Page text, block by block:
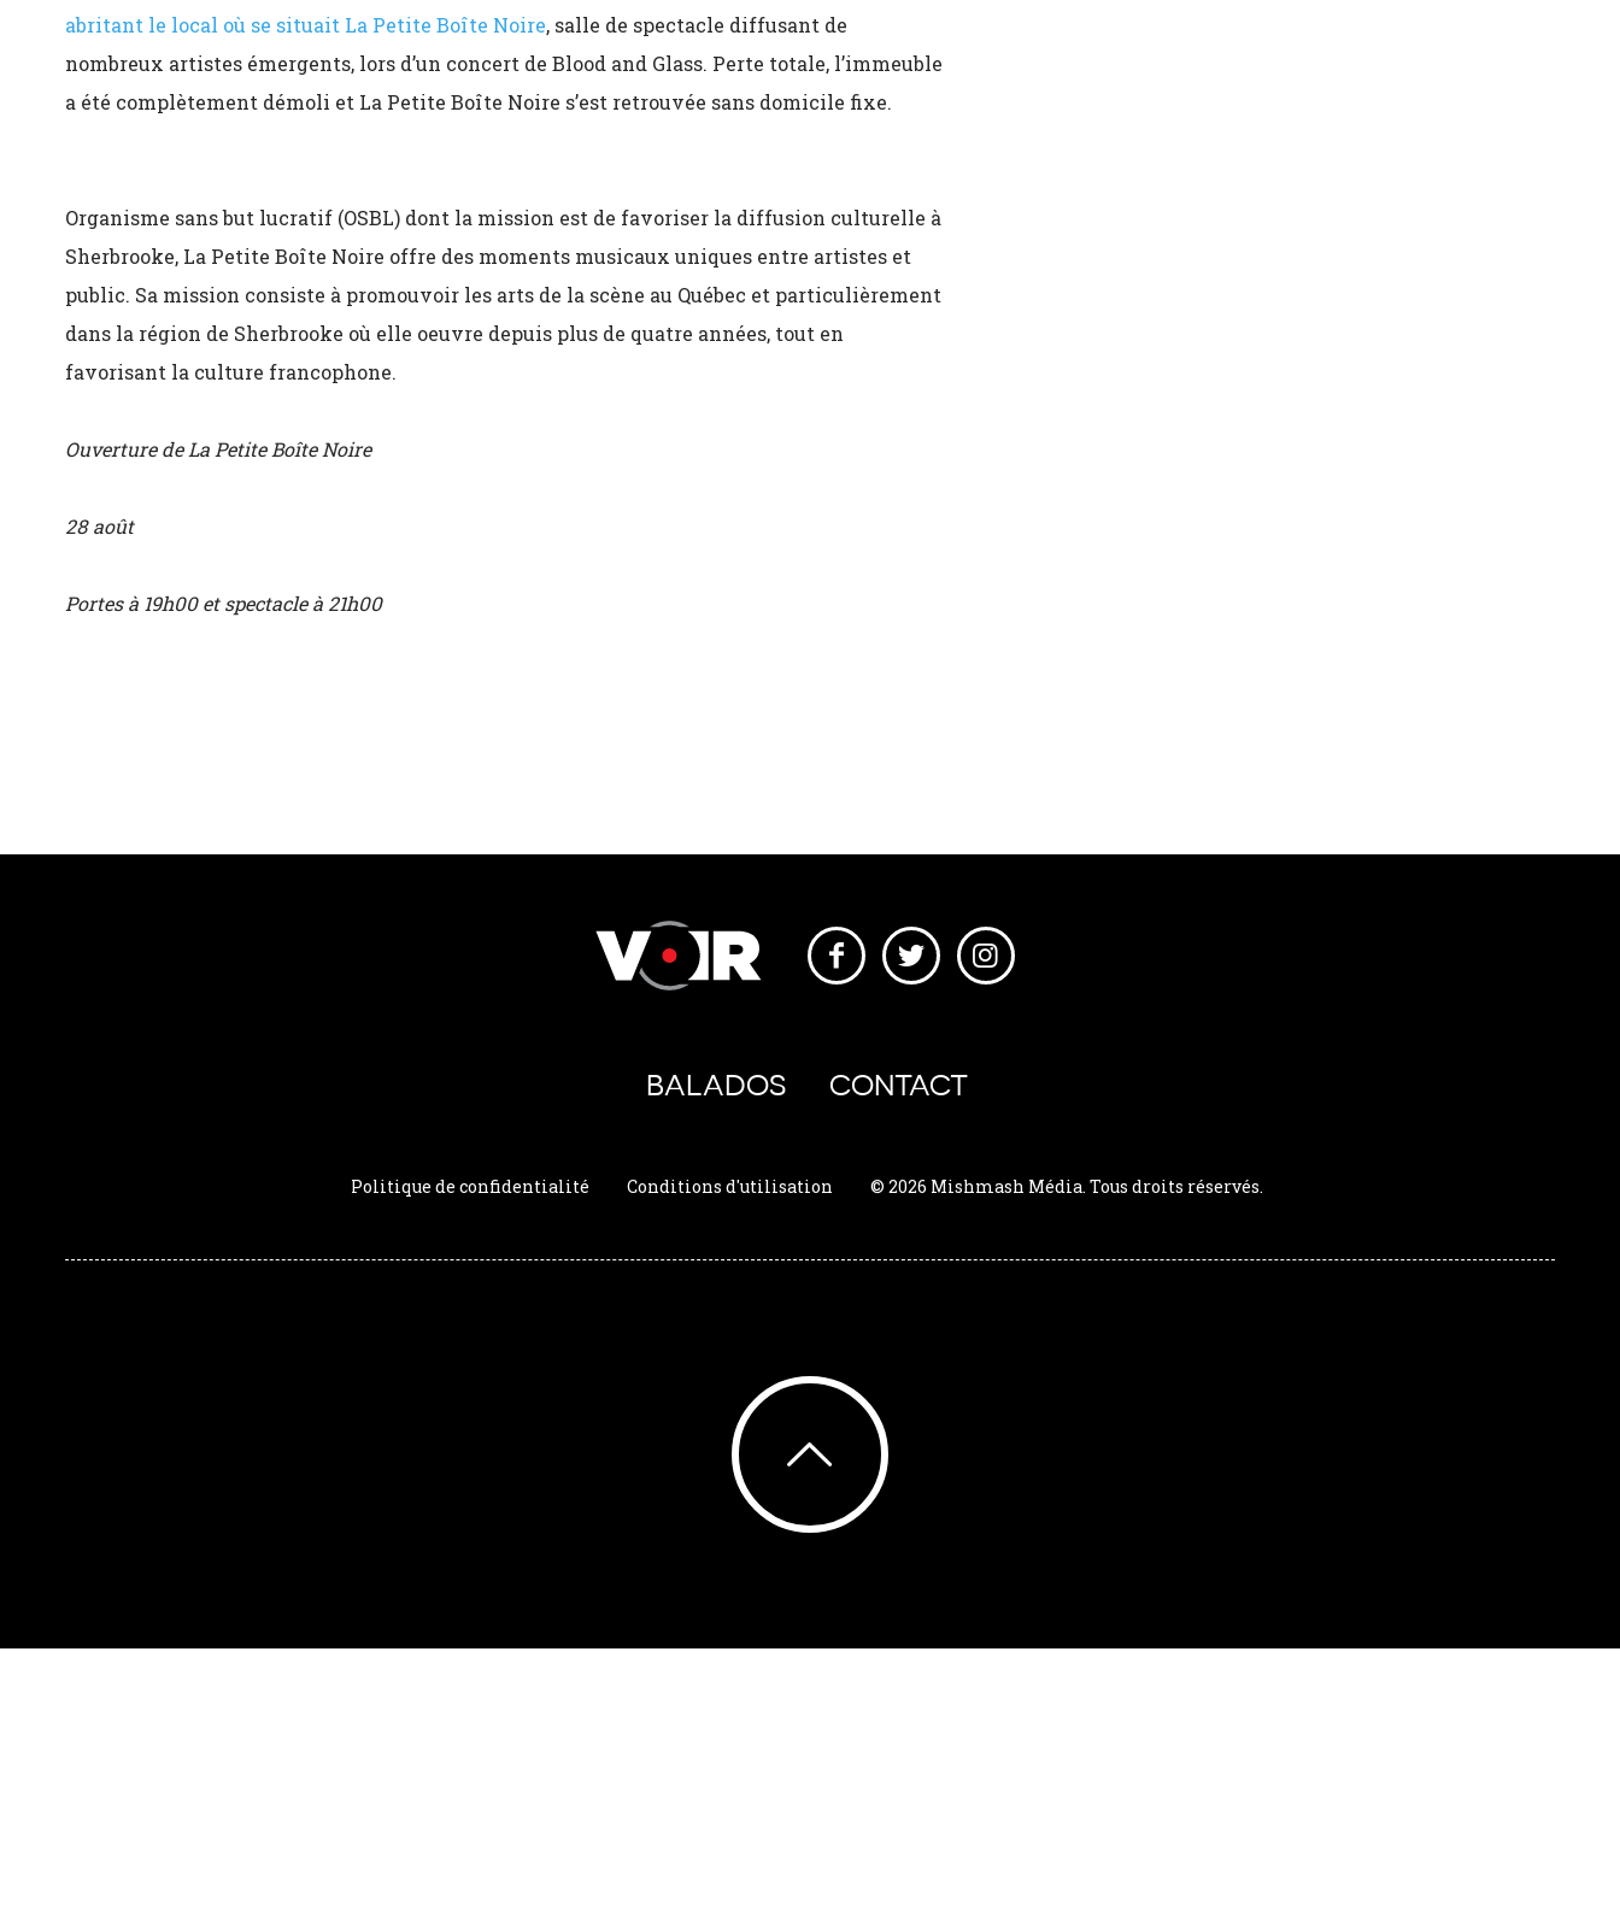
abritant le local où se situait La Petite Boîte Noire, salle de spectacle diffusant de
nombreux artistes émergents, lors d’un concert de Blood and Glass. Perte totale, l’immeuble
a été complètement démoli et La Petite Boîte Noire s’est retrouvée sans domicile fixe.
Organisme sans but lucratif (OSBL) dont la mission est de favoriser la diffusion culturelle à
Sherbrooke, La Petite Boîte Noire offre des moments musicaux uniques entre artistes et
public. Sa mission consiste à promouvoir les arts de la scène au Québec et particulièrement
dans la région de Sherbrooke où elle oeuvre depuis plus de quatre années, tout en
favorisant la culture francophone.
Ouverture de La Petite Boîte Noire
28 août
Portes à 19h00 et spectacle à 21h00
BALADOS CONTACT
Politique de confidentialité Conditions d'utilisation © 2026 Mishmash Média. Tous droits réservés.